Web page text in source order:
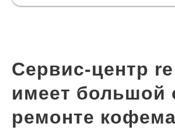
Сервис-центр
имеет большой
ремонте